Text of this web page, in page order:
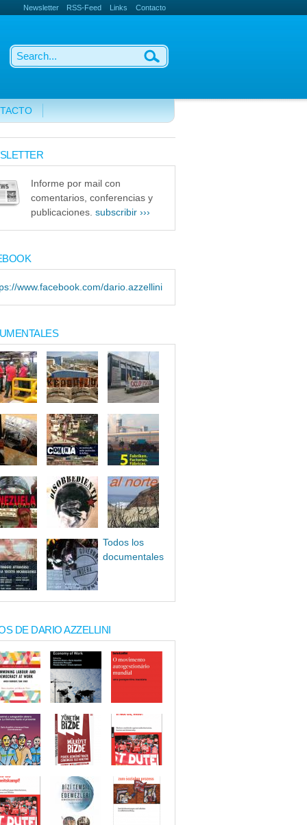
Newsletter RSS-Feed Links Contacto
Informe por mail con
comentarios, conferencias y
publicaciones. subscribir ›››
www.facebook.com/dario.azzellini
Todos los
documentales
DE DARIO AZZELLINI